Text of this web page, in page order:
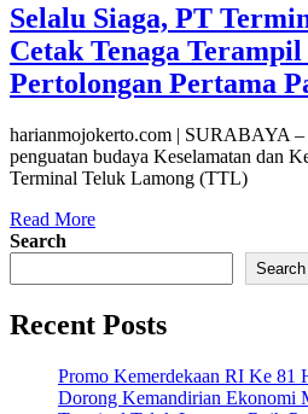
Selalu Siaga, PT
Cetak Tenaga
Pertolongan Pertama
harianmojokerto.com | SURABAYA –
penguatan budaya Keselamatan dan
Terminal Teluk Lamong (TTL)
Read More
Search
Search
Recent Posts
Promo Kemerdekaan RI Ke 81
Dorong Kemandirian Ekonomi